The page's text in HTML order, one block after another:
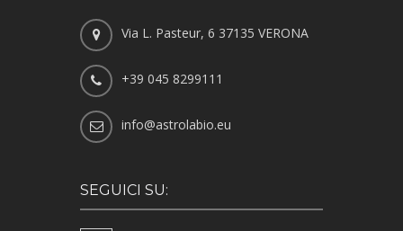
Via L. Pasteur, 6 37135 VERONA
+39 045 8299111
info@astrolabio.eu
SEGUICI SU: